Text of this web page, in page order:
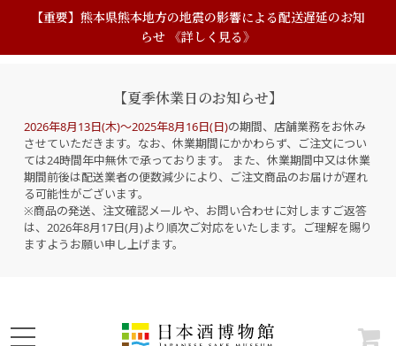
【重要】熊本県熊本地方の地震の影響による配送遅延のお知
らせ 《詳しく見る》
【夏季休業日のお知らせ】
2026年8月13日(木)～2025年8月16日(日)の期間、店舗業務をお休み
させていただきます。なお、休業期間にかかわらず、ご注文につい
ては24時間年中無休で承っております。 また、休業期間中又は休業
期間前後は配送業者の便数減少により、ご注文商品のお届けが遅れ
る可能性がございます。
※商品の発送、注文確認メールや、お問い合わせに対しますご返答
は、2026年8月17日(月)より順次ご対応をいたします。ご理解を賜り
ますようお願い申し上げます。